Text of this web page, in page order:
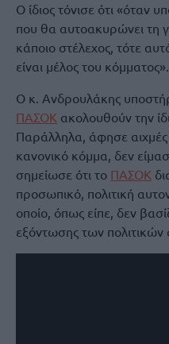
Ο ίδιος τόνισε ότι «όταν
που θα αυτοακυρώνει τη
κάποιο στέλεχος, τότε
είναι μέλος του κόμματος».
Ο κ. Ανδρουλάκης
ΠΑΣΟΚ ακολουθούν την
Παράλληλα, άφησε αιχμές
κανονικό κόμμα, δεν
σημείωσε ότι το ΠΑΣΟΚ
προσωπικό, πολιτική
οποίο, όπως είπε, δεν
εξόντωσης των πολιτικών